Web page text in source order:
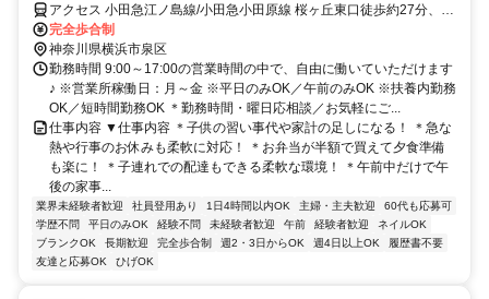
能。子連れ配達もでき、お弁当半額の社割も魅力です。
アクセス 小田急江ノ島線/小田急小田原線 桜ヶ丘東口徒歩約27分、相
鉄いずみ野線 いずみ野北口徒歩約32分、小田急江ノ島線/小田急小田
原線 高座渋谷東口徒歩約34分
完全歩合制
神奈川県横浜市泉区
勤務時間 9:00～17:00の営業時間の中で、自由に働いていただけます
♪ ※営業所稼働日：月～金 ※平日のみOK／午前のみOK ※扶養内勤務
OK／短時間勤務OK ＊勤務時間・曜日応相談／お気軽にご...
仕事内容 ▼仕事内容 ＊子供の習い事代や家計の足しになる！ ＊急な
熱や行事のお休みも柔軟に対応！ ＊お弁当が半額で買えて夕食準備
も楽に！ ＊子連れでの配達もできる柔軟な環境！ ＊午前中だけで午
後の家事...
業界未経験者歓迎 社員登用あり 1日4時間以内OK 主婦・主夫歓迎
60代も応募可
学歴不問
平日のみOK 経験不問 未経験者歓迎 午前 経験者歓迎
ネイルOK
ブランクOK
長期歓迎 完全歩合制 週2・3日からOK 週4日以上OK
履歴書不要
友達と応募OK
ひげOK